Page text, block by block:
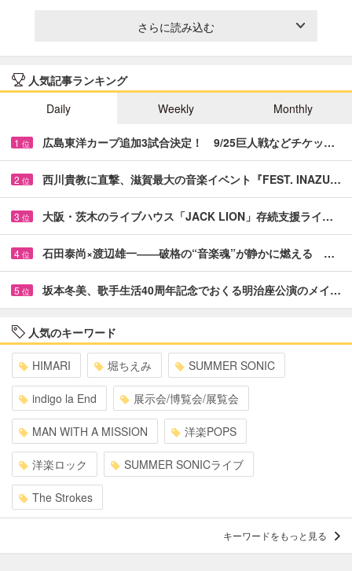
さらに読み込む
人気記事ランキング
Daily
Weekly Monthly
1 位 広島東洋カープ追加3試合決定！ 9/25巨人戦などチケッ…
2 位 西川貴教に直撃、滋賀最大の音楽イベント『FEST. INAZU…
3 位 大阪・茨木のライブハウス「JACK LION」存続支援ライ…
4 位 石田泰尚×渡辺雄一――破格の“音楽魂”が静かに燃える …
5 位 坂本冬美、歌手生活40周年記念でおくる明治座公演のメイ…
人気のキーワード
HIMARI 堀ちえみ SUMMER SONIC
indigo la End 展示会/博覧会/展覧会
MAN WITH A MISSION 洋楽POPS
洋楽ロック SUMMER SONICライブ
The Strokes
キーワードをもっと見る